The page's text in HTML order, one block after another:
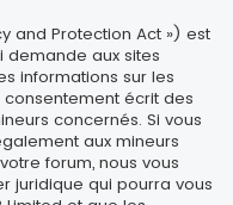
and Protection Act ») est
demande aux sites
informations sur les
écrit des
concernés. Si vous
aux mineurs
forum, nous vous
juridique qui pourra vous